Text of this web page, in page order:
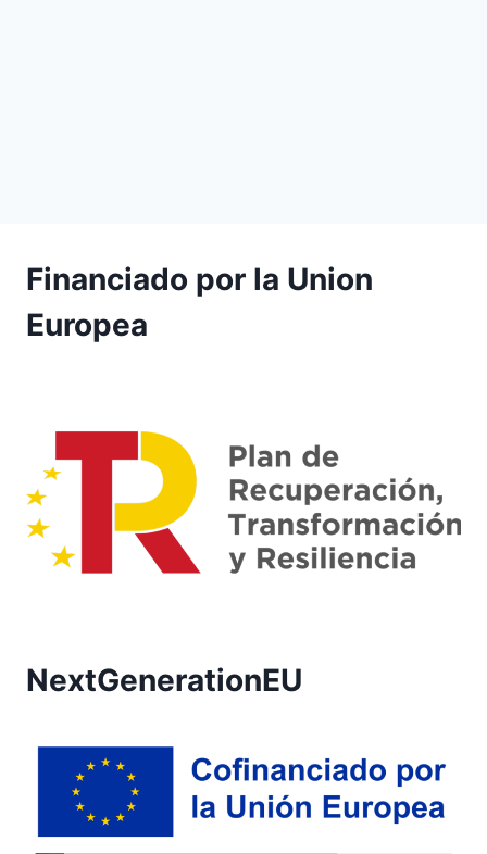
Financiado por la Union
Europea
NextGenerationEU